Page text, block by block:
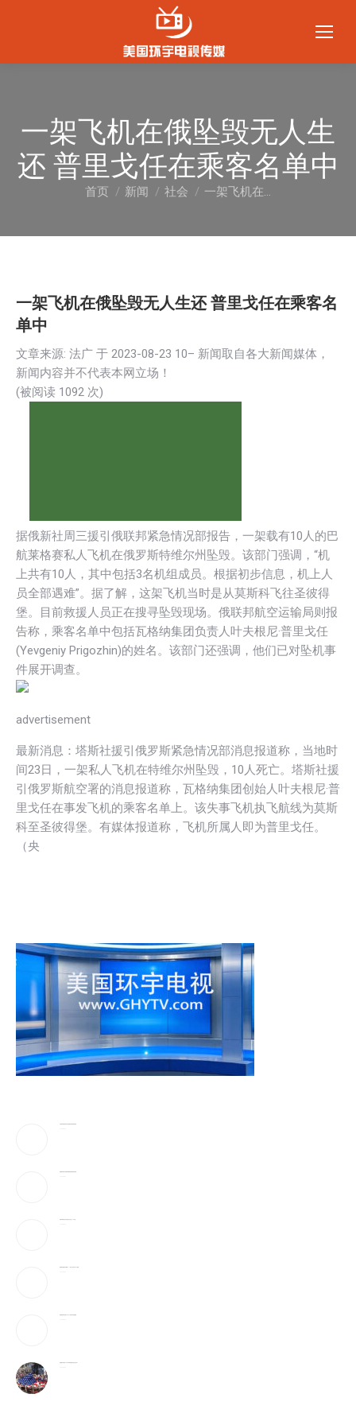
一架飞机在俄坠毁无人生
还 普里戈任在乘客名单中
您在这里：
首页 新闻 社会 一架飞机在…
一架飞机在俄坠毁无人生还 普里戈任在乘客名
单中
文章来源: 法广 于 2023-08-23 10– 新闻取自各大新闻媒体，
新闻内容并不代表本网立场！
(被阅读 1092 次)
据俄新社周三援引俄联邦紧急情况部报告，一架载有10人的巴
航莱格赛私人飞机在俄罗斯特维尔州坠毁。该部门强调，“机
上共有10人，其中包括3名机组成员。根据初步信息，机上人
员全部遇难”。据了解，这架飞机当时是从莫斯科飞往圣彼得
堡。目前救援人员正在搜寻坠毁现场。俄联邦航空运输局则报
告称，乘客名单中包括瓦格纳集团负责人叶夫根尼·普里戈任
(Yevgeniy Prigozhin)的姓名。该部门还强调，他们已对坠机事
件展开调查。
advertisement
最新消息：塔斯社援引俄罗斯紧急情况部消息报道称，当地时
间23日，一架私人飞机在特维尔州坠毁，10人死亡。塔斯社援
引俄罗斯航空署的消息报道称，瓦格纳集团创始人叶夫根尼·普
里戈任在事发飞机的乘客名单上。该失事飞机执飞航线为莫斯
科至圣彼得堡。有媒体报道称，飞机所属人即为普里戈任。
（央